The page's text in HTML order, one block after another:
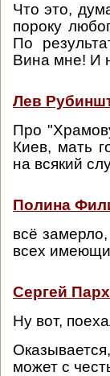
Что это,
пороку
По
Вина мне! И
Лев
Про
Киев, мать
на всякий
Полина
всё
всех
Сергей
Ну вот,
может с